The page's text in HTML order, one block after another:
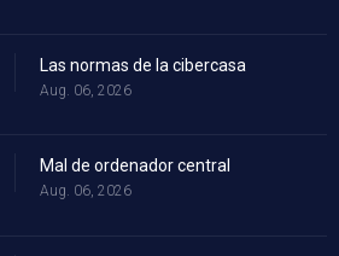
Las normas de la cibercasa
Aug. 06, 2026
Mal de ordenador central
Aug. 06, 2026